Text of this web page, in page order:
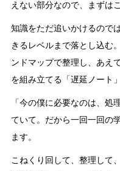
えない部分なので、まずは
知識をただ追いかけるので
きるレベルまで落とし込む
ンドマップで整理し、あえ
を組み立てる「遅延ノート
「今の僕に必要なのは、処
ていて。だから一回一回の
ます。
こねくり回して、整理して